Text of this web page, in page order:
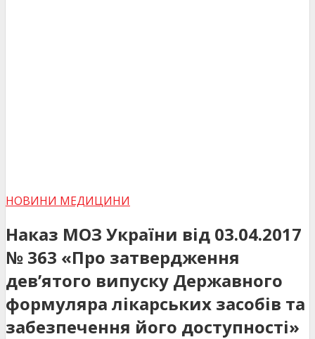
НОВИНИ МЕДИЦИНИ
Наказ МОЗ України від 03.04.2017
№ 363 «Про затвердження
дев’ятого випуску Державного
формуляра лікарських засобів та
забезпечення його доступності»